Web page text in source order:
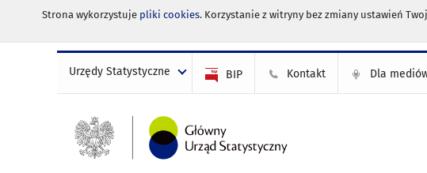
Strona wykorzystuje pliki cookies. Korzystanie z witryny bez zmiany ustawień
Urzędy Statystyczne BIP Kontakt Dla